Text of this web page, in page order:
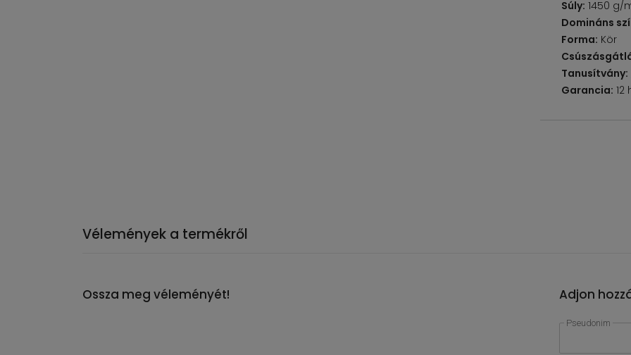
Súly: 1450 g/
Domináns
Forma: Kör
Tanusítvány:
Garancia: 12
Vélemények a termékről
Ossza meg véleményét! Adjon
Pseudonim